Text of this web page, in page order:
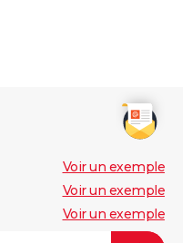
Voir un exemple
Voir un exemple
Voir un exemple